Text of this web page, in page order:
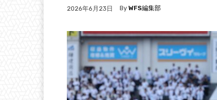
2026年6月23日 By WFS編集部